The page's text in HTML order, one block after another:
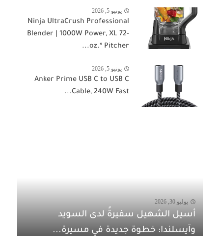
يونيو 5, 2026
Ninja UltraCrush Professional
Blender | 1000W Power, XL 72-
oz.* Pitcher...
يونيو 5, 2026
Anker Prime USB C to USB C
Cable, 240W Fast...
يوليو 30, 2026
أسيل الشهيل سفيرةً لدى السويد
وآيسلندا: خطوة جديدة في مسيرة...